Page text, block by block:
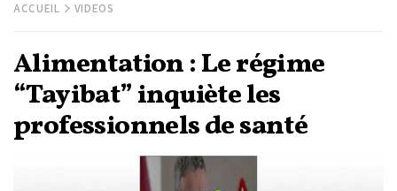
ACCUEIL VIDEOS
Alimentation : Le régime
“Tayibat” inquiète les
professionnels de santé